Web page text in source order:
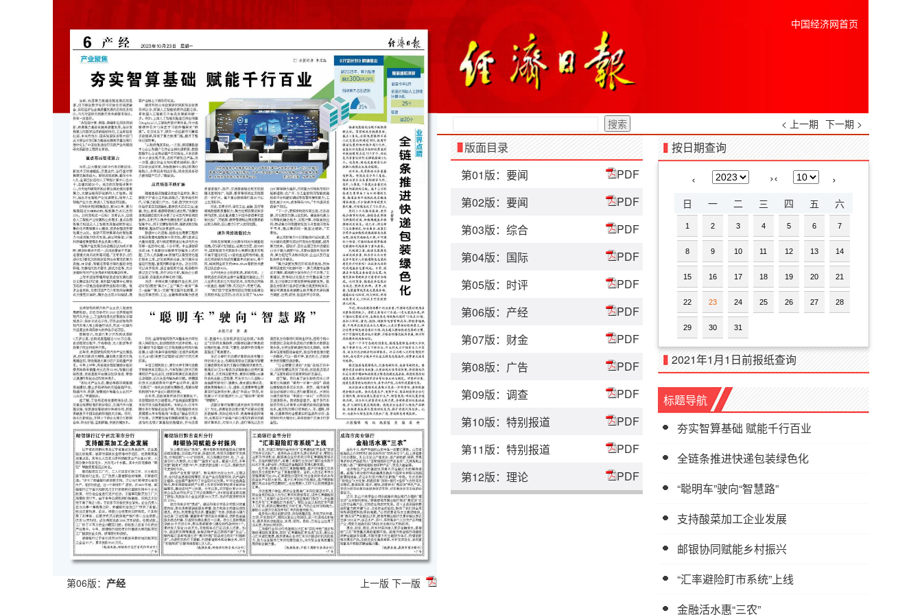
第06版： 产经 上一版 下一版
中国经济网首页
< 上一期 下一期 >
版面目录
第01版：要闻
PDF
第02版：要闻
PDF
第03版：综合
PDF
第04版：国际
PDF
第05版：时评
PDF
第06版：产经
PDF
第07版：财金
PDF
第08版：广告
PDF
第09版：调查
PDF
第10版：特别报道
PDF
第11版：特别报道
PDF
第12版：理论
PDF
按日期查询
‹ ›‹ ›
日 一 二 三 四 五 六
1 2 3 4 5 6 7
8 9 10 11 12 13 14
15 16 17 18 19 20 21
22 23 24 25 26 27 28
29 30 31
2021年1月1日前报纸查询
标题导航
夯实智算基础 赋能千行百业
全链条推进快递包装绿色化
“聪明车”驶向“智慧路”
支持酸菜加工企业发展
邮银协同赋能乡村振兴
“汇率避险盯市系统”上线
金融活水惠“三农”